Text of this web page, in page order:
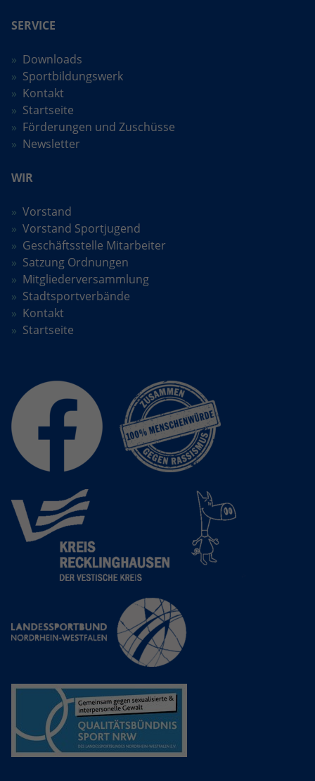
SERVICE
Downloads
Sportbildungswerk
Kontakt
Startseite
Förderungen und Zuschüsse
Newsletter
WIR
Vorstand
Vorstand Sportjugend
Geschäftsstelle Mitarbeiter
Satzung Ordnungen
Mitgliederversammlung
Stadtsportverbände
Kontakt
Startseite